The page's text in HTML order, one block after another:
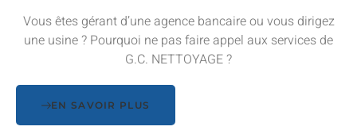
Vous êtes gérant d’une agence bancaire ou vous dirigez
une usine ? Pourquoi ne pas faire appel aux services de
G.C. NETTOYAGE ?
EN SAVOIR PLUS